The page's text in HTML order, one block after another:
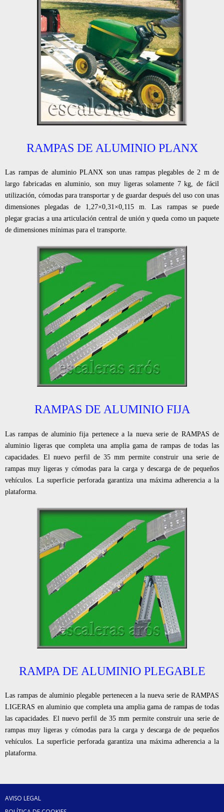
RAMPAS DE ALUMINIO PLANX
Las rampas de aluminio PLANX son unas rampas plegables de 2 m de
largo fabricadas en aluminio, son muy ligeras solamente 7 kg, de fácil
utilización, cómodas para transportar y de guardar después del uso con unas
dimensiones plegadas de 1,27×0,31×0,115 m. Las rampas se puede
plegar gracias a una articulación central de unión y queda como un paquete
de dimensiones mínimas para el transporte.
RAMPAS DE ALUMINIO FIJA
Las rampas de aluminio fija pertenece a la nueva serie de RAMPAS de
aluminio ligeras que completa una amplia gama de rampas de todas las
capacidades. El nuevo perfil de 35 mm permite construir una serie de
rampas muy ligeras y cómodas para la carga y descarga de de pequeños
vehículos. La superficie perforada garantiza una máxima adherencia a la
plataforma.
RAMPA DE ALUMINIO PLEGABLE
Las rampas de aluminio plegable pertenecen a la nueva serie de RAMPAS
LIGERAS en aluminio que completa una amplia gama de rampas de todas
las capacidades. El nuevo perfil de 35 mm permite construir una serie de
rampas muy ligeras y cómodas para la carga y descarga de de pequeños
vehículos. La superficie perforada garantiza una máxima adherencia a la
plataforma.
AVISO LEGAL